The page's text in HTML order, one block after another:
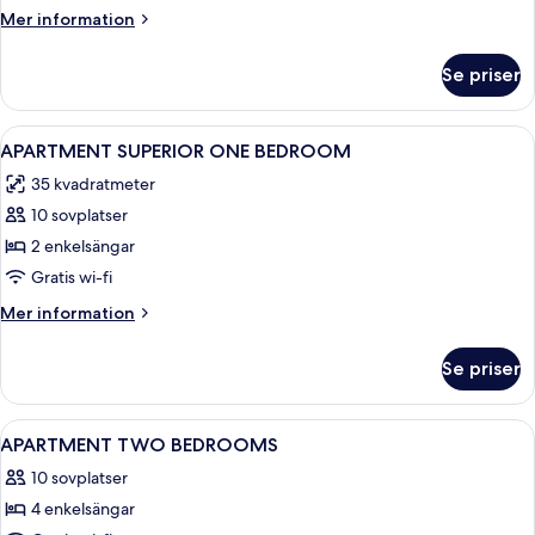
BEDROOM
Mer information
Mer
ONE
BEDROOM
Se priser
Öppna
alla
foton
för
APARTMENT
SUPERIOR
ONE
BEDROOM
Ett hotellrum med två sängar, en
3
APARTMENT SUPERIOR ONE BEDROOM
35 kvadratmeter
10 sovplatser
2 enkelsängar
Gratis wi-fi
Mer information
Mer
SUPERIOR
ONE
BEDROOM
Se priser
Öppna
alla
foton
för
Ett modernt vardagsrum med en
4
APARTMENT TWO BEDROOMS
10 sovplatser
4 enkelsängar